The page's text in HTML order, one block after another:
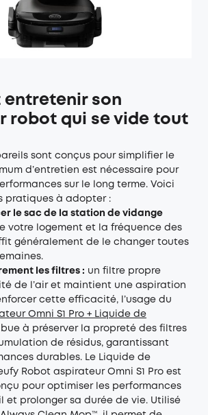
entretenir son
robot qui se vide tout
sont conçus pour simplifier le
d’entretien est nécessaire pour
sur le long terme. Voici
pratiques à adopter :
le sac de la station de vidange
votre logement et la fréquence des
généralement de le changer toutes
les filtres : un filtre propre
de l’air et maintient une aspiration
cette efficacité, l’usage du
Omni S1 Pro + Liquide de
à préserver la propreté des filtres
de résidus, garantissant
durables. Le Liquide de
Robot aspirateur Omni S1 Pro est
pour optimiser les performances
et prolonger sa durée de vie. Utilisé